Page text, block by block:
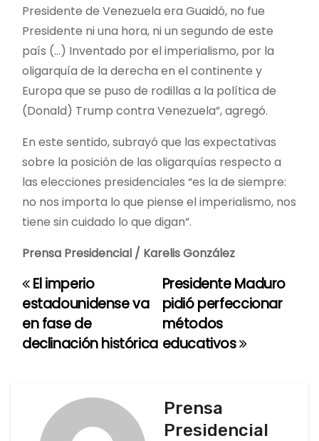
Presidente de Venezuela era Guaidó, no fue
Presidente ni una hora, ni un segundo de este
país (…) Inventado por el imperialismo, por la
oligarquía de la derecha en el continente y
Europa que se puso de rodillas a la política de
(Donald) Trump contra Venezuela”, agregó.
En este sentido, subrayó que las expectativas
sobre la posición de las oligarquías respecto a
las elecciones presidenciales “es la de siempre:
no nos importa lo que piense el imperialismo, nos
tiene sin cuidado lo que digan”.
Prensa Presidencial / Karelis González
N
a
v
Presidente Maduro
pidió perfeccionar
métodos
educativos
El imperio
estadounidense va
en fase de
declinación histórica
Prensa
Presidencial